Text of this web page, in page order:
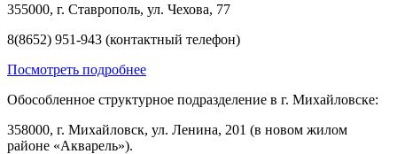
355000, г. Ставрополь, ул. Чехова, 77
8(8652) 951-943 (контактный телефон)
Посмотреть подробнее
Обособленное структурное подразделение в г. Михайловске:
358000, г. Михайловск, ул. Ленина, 201 (в новом жилом
районе «Акварель»).